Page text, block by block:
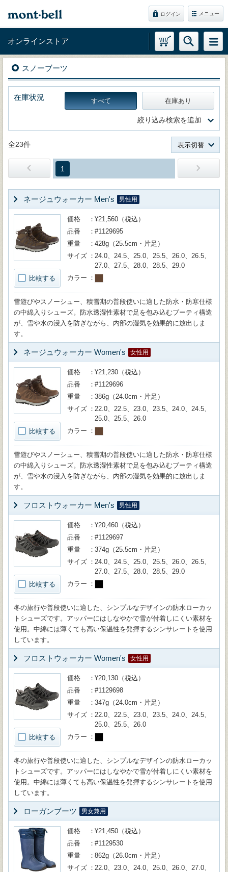
ログイン メニュー
オンラインストア
スノーブーツ
在庫状況 すべて 在庫あり
絞り込み検索を追加
全23件 表示切替
1
ネージュウォーカー Men's 男性用
比較する
価格
¥21,560（税込）
品番
#1129695
重量
428g（25.5cm・片足）
サイズ
24.0、24.5、25.0、25.5、26.0、26.5、
27.0、27.5、28.0、28.5、29.0
カラー
雪遊びやスノーシュー、積雪期の普段使いに適した防水・防寒仕様
の中綿入りシューズ。防水透湿性素材で足を包み込むブーティ構造
が、雪や水の浸入を防ぎながら、内部の湿気を効果的に放出しま
す。
ネージュウォーカー Women's 女性用
比較する
価格
¥21,230（税込）
品番
#1129696
重量
386g（24.0cm・片足）
サイズ
22.0、22.5、23.0、23.5、24.0、24.5、
25.0、25.5、26.0
カラー
雪遊びやスノーシュー、積雪期の普段使いに適した防水・防寒仕様
の中綿入りシューズ。防水透湿性素材で足を包み込むブーティ構造
が、雪や水の浸入を防ぎながら、内部の湿気を効果的に放出しま
す。
フロストウォーカー Men's 男性用
比較する
価格
¥20,460（税込）
品番
#1129697
重量
374g（25.5cm・片足）
サイズ
24.0、24.5、25.0、25.5、26.0、26.5、
27.0、27.5、28.0、28.5、29.0
カラー
冬の旅行や普段使いに適した、シンプルなデザインの防水ローカッ
トシューズです。アッパーにはしなやかで雪が付着しにくい素材を
使用。中綿には薄くても高い保温性を発揮するシンサレートを使用
しています。
フロストウォーカー Women's 女性用
比較する
価格
¥20,130（税込）
品番
#1129698
重量
347g（24.0cm・片足）
サイズ
22.0、22.5、23.0、23.5、24.0、24.5、
25.0、25.5、26.0
カラー
冬の旅行や普段使いに適した、シンプルなデザインの防水ローカッ
トシューズです。アッパーにはしなやかで雪が付着しにくい素材を
使用。中綿には薄くても高い保温性を発揮するシンサレートを使用
しています。
ローガンブーツ 男女兼用
価格
¥21,450（税込）
品番
#1129530
重量
862g（26.0cm・片足）
サイズ
22.0、23.0、24.0、25.0、26.0、27.0、